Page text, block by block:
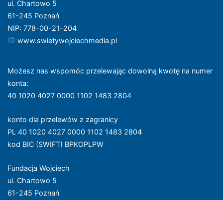
ul. Chartowo 5
61-245 Poznań
NIP: 778-00-21-204
www.swietywojciechmedia.pl
Możesz nas wspomóc przelewając dowolną kwotę na numer
konta:
40 1020 4027 0000 1102 1483 2804
konto dla przelewów z zagranicy
PL 40 1020 4027 0000 1102 1483 2804
kod BIC (SWIFT) BPKOPLPW
Fundacja Wojciech
ul. Chartowo 5
61-245 Poznań